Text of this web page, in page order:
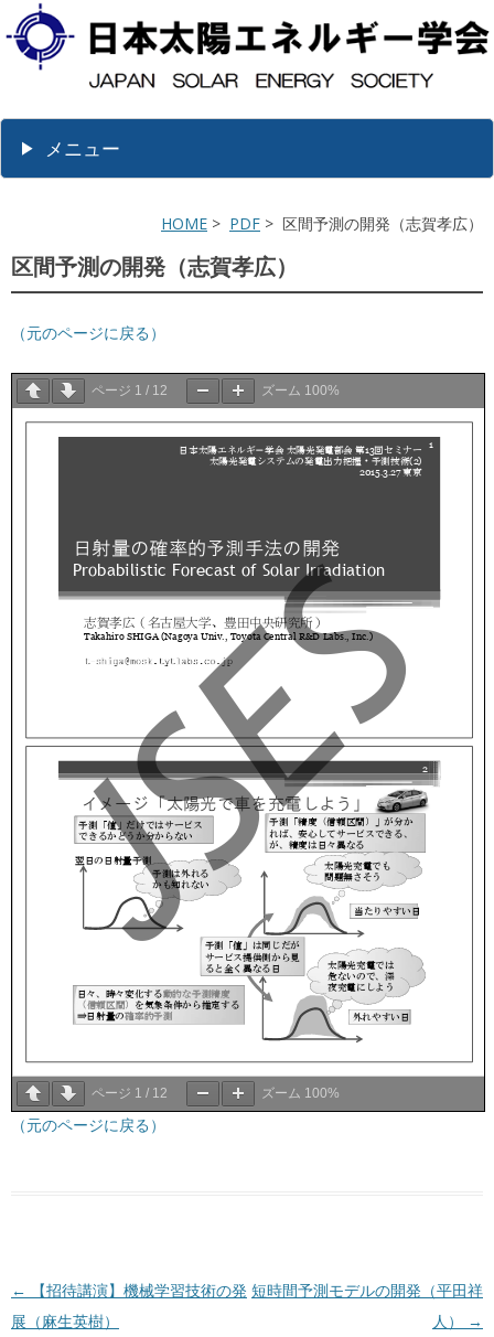
メニュー
HOME > PDF > 区間予測の開発（志賀孝広）
区間予測の開発（志賀孝広）
（元のページに戻る）
ページ 1 / 12 ズーム 100%
ページ 1 / 12 ズーム 100%
（元のページに戻る）
投稿ナビゲーション
←
【招待講演】機械学習技術の発
展（麻生英樹）
短時間予測モデルの開発（平田祥
人）
→